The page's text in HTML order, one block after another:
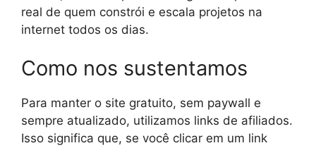
real de quem constrói e escala projetos na
internet todos os dias.
Como nos sustentamos
Para manter o site gratuito, sem paywall e
sempre atualizado, utilizamos links de afiliados.
Isso significa que, se você clicar em um link